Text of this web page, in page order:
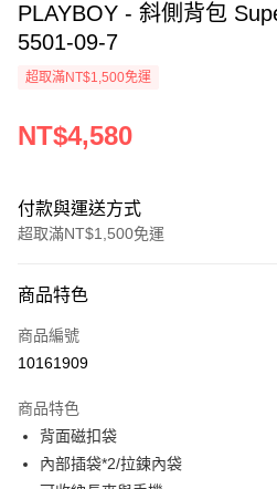
PLAYBOY - 斜側背包
5501-09-7
超取滿NT$1,500免運
NT$4,580
付款與運送方式
超取滿NT$1,500免運
信用卡一次付款
超商取貨付款
Apple Pay
街口支付
商品特色
商品編號
10161909
商品特色
背面磁扣袋
內部插袋*2/拉鍊內袋